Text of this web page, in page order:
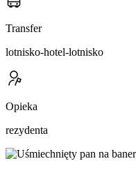
Transfer
lotnisko-hotel-lotnisko
Opieka
rezydenta